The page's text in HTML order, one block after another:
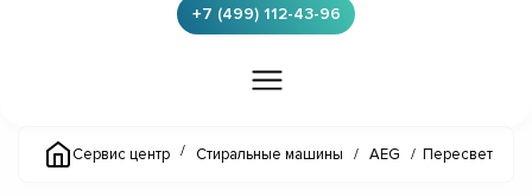
+7 (499) 112-43-96
Сервис центр / Стиральные машины / AEG / Пересвет